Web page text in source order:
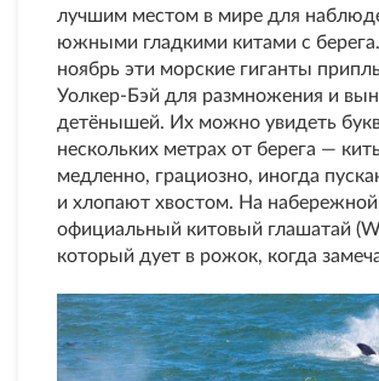
лучшим местом в мире для
южными гладкими китами с
ноябрь эти морские гиганты
Уолкер-Бэй для размножения и
детёнышей. Их можно увидеть
нескольких метрах от берега —
медленно, грациозно, иногда
и хлопают хвостом. На
официальный китовый глашатай
который дует в рожок, когда